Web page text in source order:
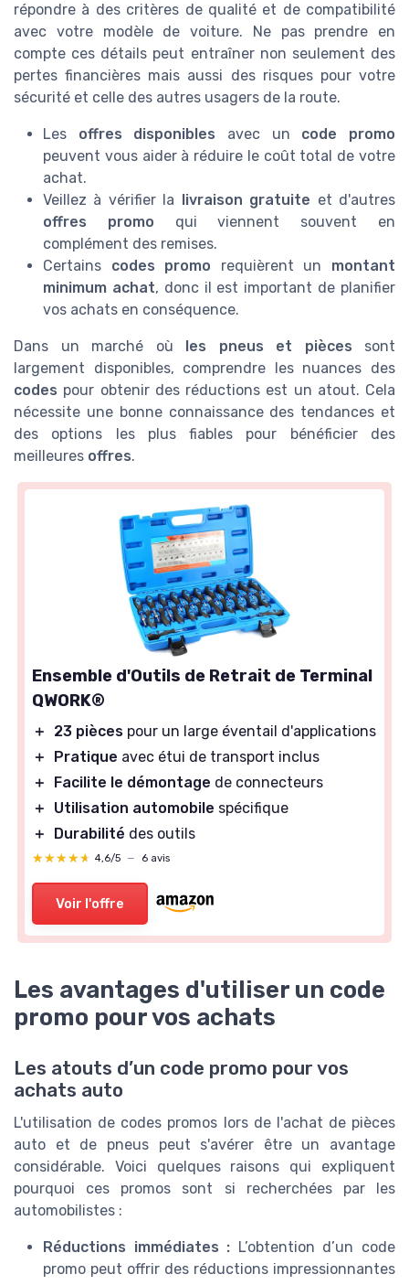
répondre à des critères de qualité et de compatibilité
avec votre modèle de voiture. Ne pas prendre en
compte ces détails peut entraîner non seulement des
pertes financières mais aussi des risques pour votre
sécurité et celle des autres usagers de la route.
Les offres disponibles avec un code promo
peuvent vous aider à réduire le coût total de votre
achat.
Veillez à vérifier la
livraison gratuite et d'autres
offres promo qui viennent souvent en
complément des remises.
Certains codes promo requièrent un montant
minimum achat, donc il est important de planifier
vos achats en conséquence.
Dans un marché où les pneus et pièces sont
largement disponibles, comprendre les nuances des
codes pour obtenir des réductions est un atout. Cela
nécessite une bonne connaissance des tendances et
des options les plus fiables pour bénéficier des
meilleures offres.
Ensemble d'Outils de Retrait de Terminal
QWORK®
＋ 23 pièces pour un large éventail d'applications
＋
Pratique avec étui de transport inclus
＋
Facilite le démontage de connecteurs
＋
Utilisation automobile spécifique
＋
Durabilité des outils
★★★★★
★★★★★ 4,6/5 — 6 avis
Voir l'offre
Les avantages d'utiliser un code
promo pour vos achats
Les atouts d’un code promo pour vos
achats auto
L'utilisation de codes promos lors de l'achat de pièces
auto et de pneus peut s'avérer être un avantage
considérable. Voici quelques raisons qui expliquent
pourquoi ces promos sont si recherchées par les
automobilistes :
Réductions immédiates : L’obtention d’un code
promo peut offrir des réductions impressionnantes